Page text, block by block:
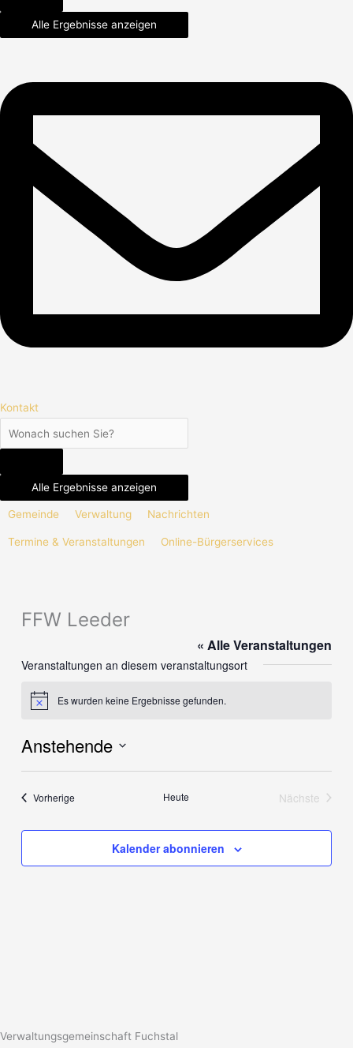
Alle Ergebnisse anzeigen
Kontakt
Alle Ergebnisse anzeigen
Gemeinde Verwaltung Nachrichten
Termine & Veranstaltungen Online-Bürgerservices
FFW Leeder
« Alle Veranstaltungen
Veranstaltungen an diesem veranstaltungsort
HinweisEs wurden keine Ergebnisse gefunden.
Anstehende
VorherigeVeranstaltungen Heute
Nächste
Kalender abonnieren
Verwaltungsgemeinschaft Fuchstal